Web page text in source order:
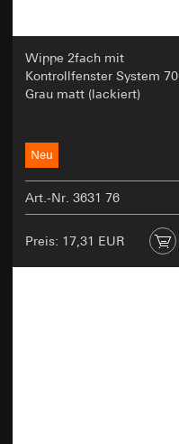
Wippe 2fach mit
Kontrollfenster System 70
Grau matt (lackiert)
Neu
Art.-Nr. 3631 76
Preis: 17,31 EUR